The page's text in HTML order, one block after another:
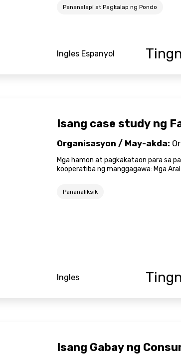
Pananalapi at Pagkalap ng Pondo
Ingles Espanyol
Isang case study ng
Organisasyon / May-akda:
Mga hamon at pagkakataon para sa
kooperatiba ng manggagawa: Mga
Pananaliksik
Ingles
Isang Gabay ng